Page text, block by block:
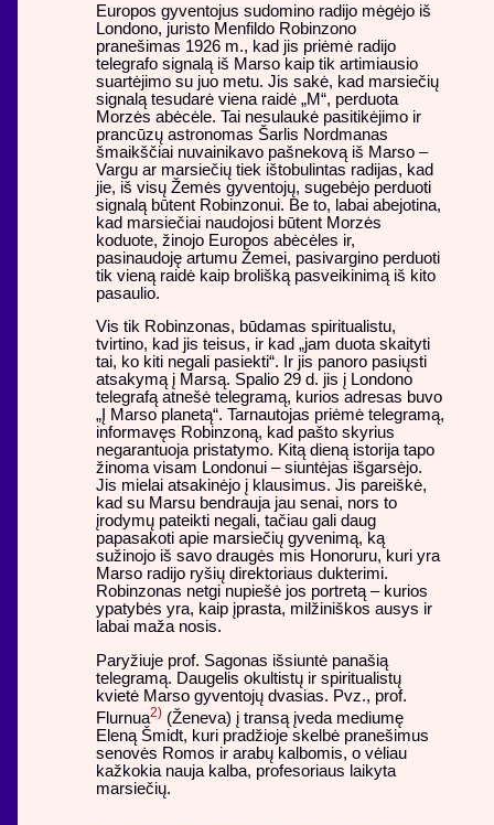
Europos gyventojus sudomino radijo mėgėjo iš
Londono, juristo Menfildo Robinzono
pranešimas 1926 m., kad jis priėmė radijo
telegrafo signalą iš Marso kaip tik artimiausio
suartėjimo su juo metu. Jis sakė, kad marsiečių
signalą tesudarė viena raidė „M“, perduota
Morzės abėcėle. Tai nesulaukė pasitikėjimo ir
prancūzų astronomas Šarlis Nordmanas
šmaikščiai nuvainikavo pašnekovą iš Marso –
Vargu ar marsiečių tiek ištobulintas radijas, kad
jie, iš visų Žemės gyventojų, sugebėjo perduoti
signalą būtent Robinzonui. Be to, labai abejotina,
kad marsiečiai naudojosi būtent Morzės
koduote, žinojo Europos abėcėles ir,
pasinaudoję artumu Žemei, pasivargino perduoti
tik vieną raidė kaip brolišką pasveikinimą iš kito
pasaulio.
Vis tik Robinzonas, būdamas spiritualistu,
tvirtino, kad jis teisus, ir kad „jam duota skaityti
tai, ko kiti negali pasiekti“. Ir jis panoro pasiųsti
atsakymą į Marsą. Spalio 29 d. jis į Londono
telegrafą atnešė telegramą, kurios adresas buvo
„Į Marso planetą“. Tarnautojas priėmė telegramą,
informavęs Robinzoną, kad pašto skyrius
negarantuoja pristatymo. Kitą dieną istorija tapo
žinoma visam Londonui – siuntėjas išgarsėjo.
Jis mielai atsakinėjo į klausimus. Jis pareiškė,
kad su Marsu bendrauja jau senai, nors to
įrodymų pateikti negali, tačiau gali daug
papasakoti apie marsiečių gyvenimą, ką
sužinojo iš savo draugės mis Honoruru, kuri yra
Marso radijo ryšių direktoriaus dukterimi.
Robinzonas netgi nupiešė jos portretą – kurios
ypatybės yra, kaip įprasta, milžiniškos ausys ir
labai maža nosis.
Paryžiuje prof. Sagonas išsiuntė panašią
telegramą. Daugelis okultistų ir spiritualistų
kvietė Marso gyventojų dvasias. Pvz., prof.
Flurnua2) (Ženeva) į transą įveda mediumę
Eleną Šmidt, kuri pradžioje skelbė pranešimus
senovės Romos ir arabų kalbomis, o vėliau
kažkokia nauja kalba, profesoriaus laikyta
marsiečių.